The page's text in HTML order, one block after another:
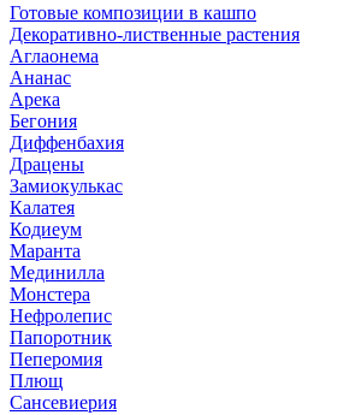
Готовые композиции в кашпо
Декоративно-лиственные растения
Аглаонема
Ананас
Арека
Бегония
Диффенбахия
Драцены
Замиокулькас
Калатея
Кодиеум
Маранта
Мединилла
Монстера
Нефролепис
Папоротник
Пеперомия
Плющ
Сансевиерия